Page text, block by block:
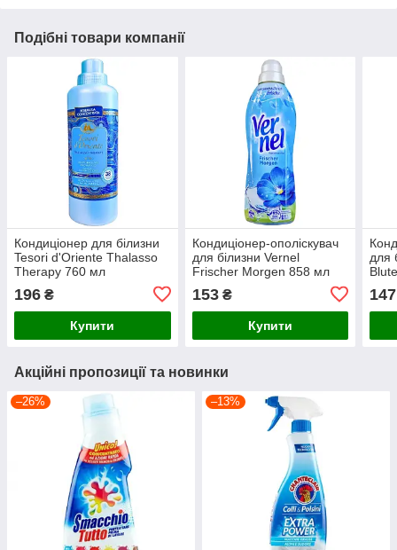
Подібні товари компанії
Кондиціонер для білизни
Tesori d'Oriente Thalasso
Therapy 760 мл
196 ₴
Купити
Кондиціонер-ополіскувач
для білизни Vernel
Frischer Morgen 858 мл
153₴
Купити
для
147
Акційні пропозиції та новинки
–26% –13%